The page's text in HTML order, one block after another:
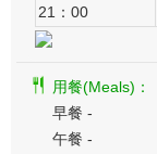
21：00
用餐(Meals)：
早餐 -
午餐 -